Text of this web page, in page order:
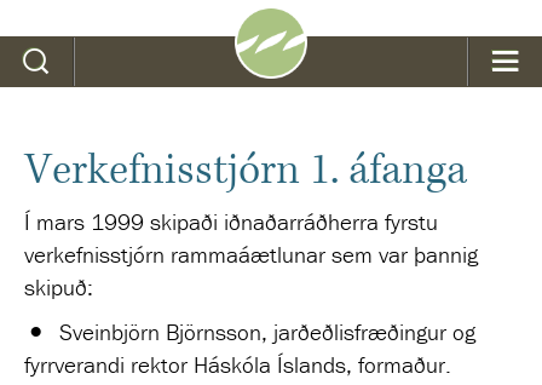
Verkefnisstjórn 1. áfanga
Í mars 1999 skipaði iðnaðarráðherra fyrstu
verkefnisstjórn rammaáætlunar sem var þannig
skipuð:
Sveinbjörn Björnsson, jarðeðlisfræðingur og
fyrrverandi rektor Háskóla Íslands, formaður.